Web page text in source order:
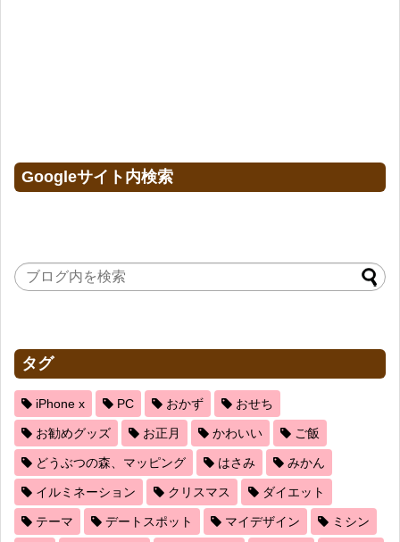
Googleサイト内検索
タグ
iPhone x PC おかず おせち
お勧めグッズ お正月 かわいい ご飯
どうぶつの森、マッピング はさみ みかん
イルミネーション クリスマス ダイエット
テーマ デートスポット マイデザイン ミシン